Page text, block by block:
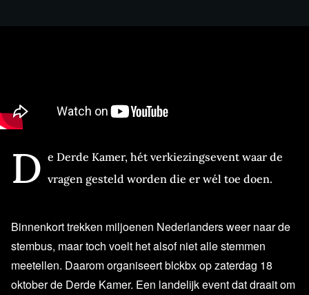
D e Derde Kamer, hét verkiezingsevent waar de
vragen gesteld worden die er wél toe doen.
Binnenkort trekken miljoenen Nederlanders weer naar de
stembus, maar toch voelt het alsof niet alle stemmen
meetellen. Daarom organiseert blckbx op zaterdag 18
oktober de Derde Kamer. Een landelijk event dat draait om